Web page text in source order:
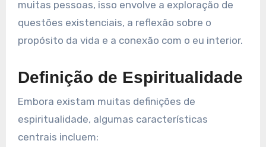
muitas pessoas, isso envolve a exploração de
questões existenciais, a reflexão sobre o
propósito da vida e a conexão com o eu interior.
Definição de Espiritualidade
Embora existam muitas definições de
espiritualidade, algumas características
centrais incluem: